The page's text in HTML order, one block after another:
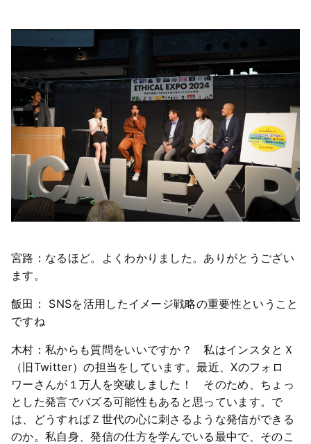
宮路：なるほど。よくわかりました。ありがとうござい
ます。
飯田： SNSを活用したイメージ戦略の重要性ということ
ですね
木村：私からも質問をいいですか？ 私はインスタとＸ
（旧Twitter）の担当をしています。最近、Xのフォロ
ワーさんが１万人を突破しました！ そのため、ちょっ
とした発言でバズる可能性もあると思っています。で
は、どうすればＺ世代の心に刺さるような発信ができる
のか。私自身、発信の仕方を学んでいる最中で、そのこ